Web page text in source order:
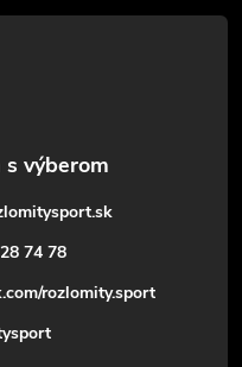
74 78
rozlomity.sport